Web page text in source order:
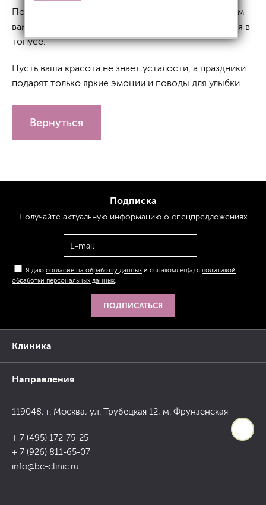
Поздравляем с Первомаем и Днем Победы! Желаем
вам цвести, как майские цветы, и всегда оставаться в
тонусе.
Пусть ваша красота не знает усталости, а праздники
подарят только яркие эмоции и поводы для улыбки.
Вернуться
Клиника
Направления
119048, г. Москва, ул. Трубецкая 12, м. Фрунзенская
+ 7 (495) 172-75-25
+ 7 (926) 811-65-07
info@bc-clinic.ru
Подписка
Получайте актуальнуюинформациюо спецпредложениях
Я даю согласие на обработку данных и ознакомлен(а) с политикой
обработки персональных данных
ПОДПИСАТЬСЯ